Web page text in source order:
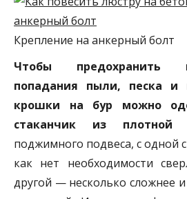
Крепление на анкерный болт
Чтобы предохранить
попадания пыли, песка и
крошки на бур можно
стаканчик из плотной
поджимного подвеса, с одной
как нет необходимости
другой — несколько сложнее